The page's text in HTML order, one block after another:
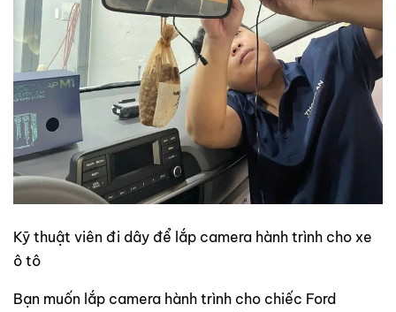
Kỹ thuật viên đi dây để lắp camera hành trình cho xe
ô tô
Bạn muốn lắp camera hành trình cho chiếc Ford